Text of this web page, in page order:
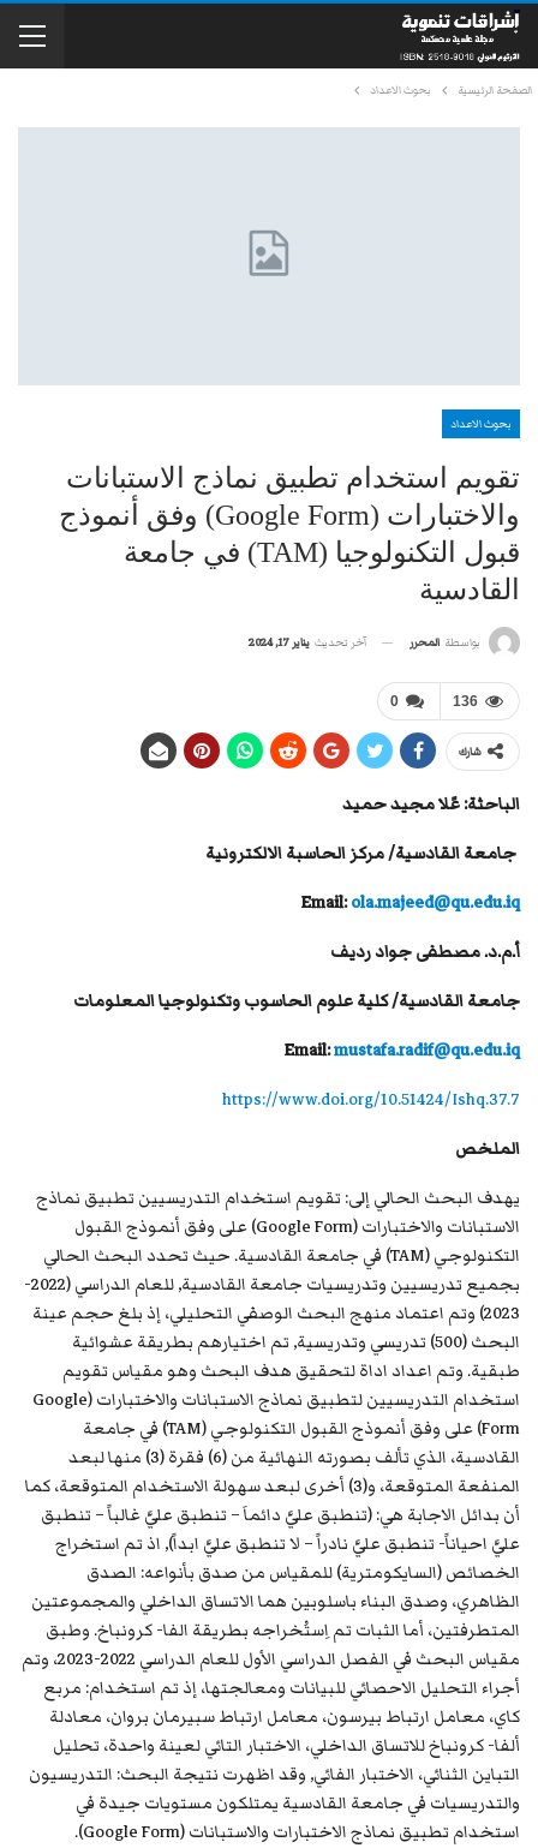
الصفحة الرئيسية بحوث الاعداد
بحوث الاعداد
تقويم استخدام تطبيق نماذج الاستبانات
والاختبارات (Google Form) وفق أنموذج
قبول التكنولوجيا (TAM) في جامعة
القادسية
بواسطة المحرر آخر تحديث يناير 17, 2024
0 136
شارك
الباحثة: عًلا مجيد حميد
جامعة القادسية/ مركز الحاسبة الالكترونية
Email:ola.majeed@qu.edu.iq
أ.م.د. مصطفى جواد رديف
جامعة القادسية/ كلية علوم الحاسوب وتكنولوجيا المعلومات
Email:mustafa.radif@qu.edu.iq
https://www.doi.org/10.51424/Ishq.37.7
الملخص
يهدف البحث الحالي إلى: تقويم استخدام التدريسيين تطبيق نماذج
الاستبانات والاختبارات (Google Form) على وفق أنموذج القبول
التكنولوجي (TAM) في جامعة القادسية. حيث تحدد البحث الحالي
بجميع تدريسيين وتدريسيات جامعة القادسية, للعام الدراسي (2022-
2023) وتم اعتماد منهج البحث الوصفي التحليلي، إذ بلغ حجم عينة
البحث (500) تدريسي وتدريسية, تم اختيارهم بطريقة عشوائية
طبقية. وتم اعداد اداة لتحقيق هدف البحث وهو مقياس تقويم
استخدام التدريسيين لتطبيق نماذج الاستبانات والاختبارات (Google
Form) على وفق أنموذج القبول التكنولوجي (TAM) في جامعة
القادسية، الذي تألف بصورته النهائية من (6) فقرة (3) منها لبعد
المنفعة المتوقعة، و(3) أخرى لبعد سهولة الاستخدام المتوقعة، كما
أن بدائل الاجابة هي: (تنطبق عليَّ دائماَ – تنطبق عليَّ غالباً – تنطبق
عليَّ احياناً- تنطبق عليَّ نادراً – لا تنطبق عليَّ ابداً), اذ تم استخراج
الخصائص (السايكومترية) للمقياس من صدق بأنواعه: الصدق
الظاهري، وصدق البناء باسلوبين هما الاتساق الداخلي والمجموعتين
المتطرفتين، أما الثبات تم اِستُخراجه بطريقة الفا- كرونباخ. وطبق
مقياس البحث في الفصل الدراسي الأول للعام الدراسي 2022-2023، وتم
أجراء التحليل الاحصائي للبيانات ومعالجتها، إذ تم استخدام: مربع
كاي، معامل ارتباط بيرسون، معامل ارتباط سبيرمان بروان، معادلة
ألفا- كرونباخ للاتساق الداخلي، الاختبار التائي لعينة واحدة، تحليل
التباين الثنائي، الاختبار الفائي, وقد اظهرت نتيجة البحث: التدريسيون
والتدريسيات في جامعة القادسية يمتلكون مستويات جيدة في
استخدام تطبيق نماذج الاختبارات والاستبانات (Google Form).